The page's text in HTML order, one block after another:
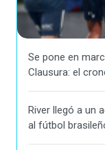
Se pone en
Clausura: el
River llegó a un
al fútbol